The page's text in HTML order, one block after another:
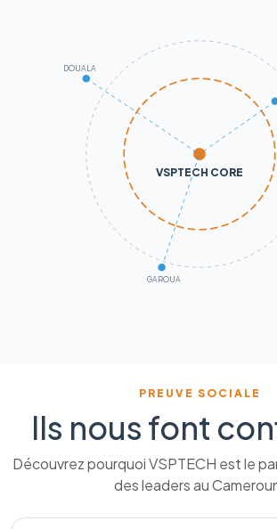
VSPTECH CORE
DOUALA
GAROUA
PREUVE SOCIALE
Ils nous font
Découvrez pourquoi VSPTECH est le
des leaders au